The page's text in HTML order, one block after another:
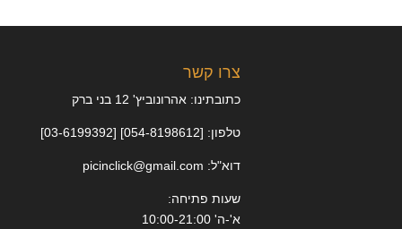
צרו קשר
כתובתינו: אהרונוביץ' 12 בני ברק
טלפון: [054-8198612] [03-6199392]
דוא"ל: picinclick@gmail.com
שעות פתיחה:
א'-ה' 10:00-21:00